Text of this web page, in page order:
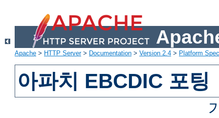
Apache > HTTP Server> Documentation > Version 2.4 > Platform
아파치 EBCDIC 포팅